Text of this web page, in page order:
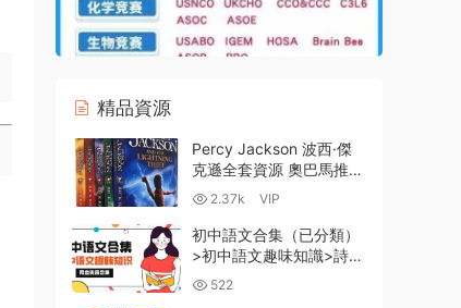
精品資源
Percy Jackson 波西·傑
克遜全套資源 奧巴馬推薦
必讀經典奇幻文學 高清
PDF EPUB MOBI 美音
MP3 百度雲網盤下載
2.37k VIP
初中語文合集（已分類）
>初中語文趣味知識>詩詞
+文言文+名著+閱讀 百度
雲網盤下載
522